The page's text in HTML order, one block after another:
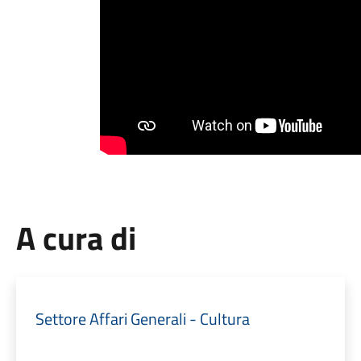
A cura di
Settore Affari Generali - Cultura